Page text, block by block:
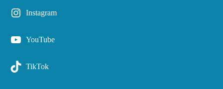
Instagram
YouTube
TikTok